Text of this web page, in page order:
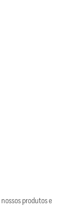
produtos e